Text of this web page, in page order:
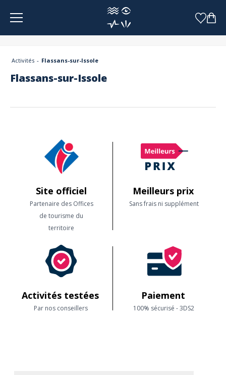
Panneau de gestion des cookies
Activités Flassans-sur-Issole
Flassans-sur-Issole
Site officiel
Partenaire des Offices
de tourisme du
territoire
Meilleurs prix
Sans frais ni supplément
Activités testées
Par nos conseillers
Paiement
100% sécurisé - 3DS2